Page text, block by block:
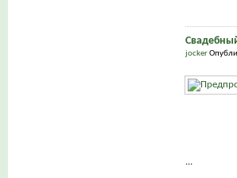
jocker
...